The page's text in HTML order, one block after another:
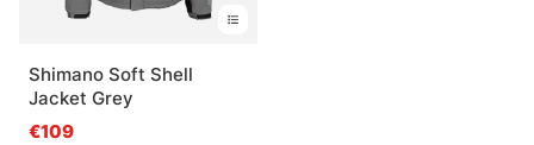
Shimano Soft Shell
Jacket Grey
€109